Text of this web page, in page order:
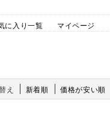
に入り一覧 マイページ
え 新着順 価格が安い順